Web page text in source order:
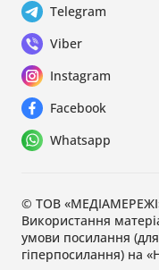
Telegram
Viber
Instagram
Facebook
Whatsapp
© ТОВ
Використання
умови посилання
гіперпосилання) на